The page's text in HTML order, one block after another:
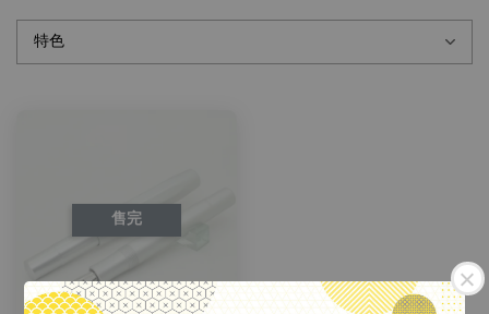
售完